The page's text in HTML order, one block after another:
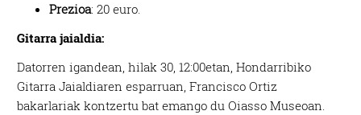
Prezioa: 20 euro.
Gitarra jaialdia:
Datorren igandean, hilak 30, 12:00etan, Hondarribiko
Gitarra Jaialdiaren esparruan, Francisco Ortiz
bakarlariak kontzertu bat emango du Oiasso Museoan.